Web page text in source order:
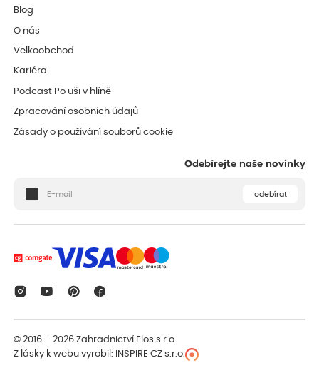
Blog
O nás
Velkoobchod
Kariéra
Podcast Po uši v hlíně
Zpracování osobních údajů
Zásady o používání souborů cookie
Odebírejte naše novinky
odebírat
© 2016 – 2026Zahradnictví Flos s.r.o.
Z lásky k webu vyrobil:
INSPIRE CZ s.r.o.